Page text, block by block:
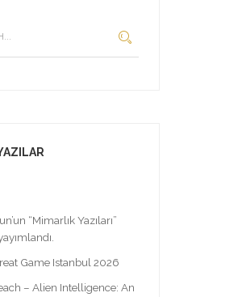
“Mimarlık Yazıları”
Game Istanbul 2026
– Alien Intelligence: An